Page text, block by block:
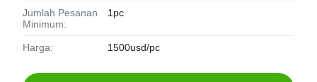
Jumlah Pesanan
Minimum:
1pc
Harga: 1500usd/pc